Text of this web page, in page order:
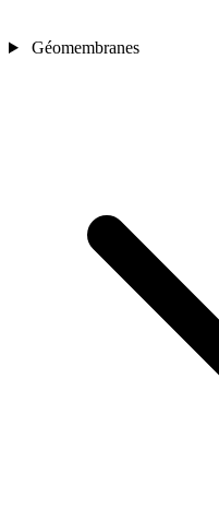
Géomembranes